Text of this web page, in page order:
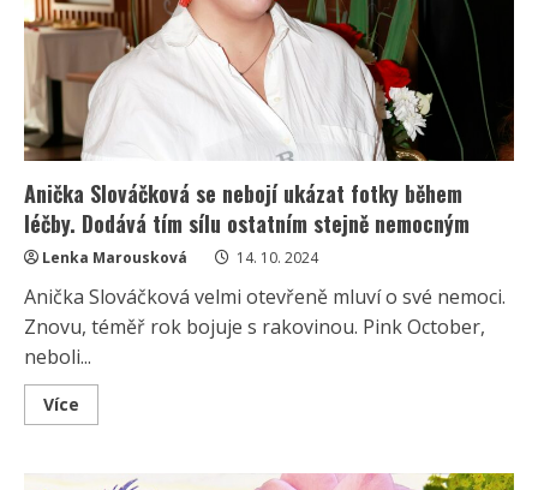
Anička Slováčková se nebojí ukázat fotky během
léčby. Dodává tím sílu ostatním stejně nemocným
Lenka Marousková 14. 10. 2024
Anička Slováčková velmi otevřeně mluví o své nemoci.
Znovu, téměř rok bojuje s rakovinou. Pink October,
neboli...
Více
more